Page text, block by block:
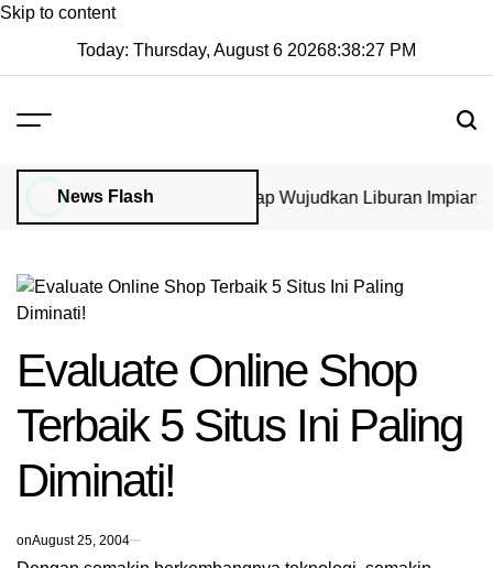
Skip to content
Today: Thursday, August 6 20268:38:27 PM
News Flash
di GoVisa: Panduan Lengkap Wujudkan Liburan Impian
Evaluate Online Shop
Terbaik 5 Situs Ini Paling
Diminati!
onAugust 25, 2004